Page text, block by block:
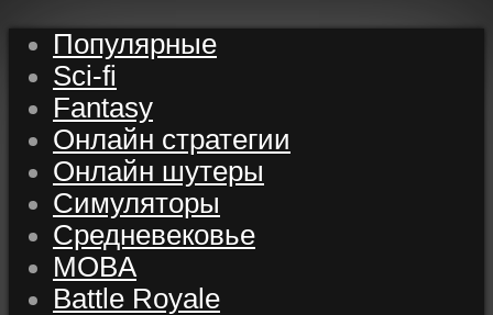
Популярные
Sci-fi
Fantasy
Онлайн стратегии
Онлайн шутеры
Симуляторы
Средневековье
MOBA
Battle Royale